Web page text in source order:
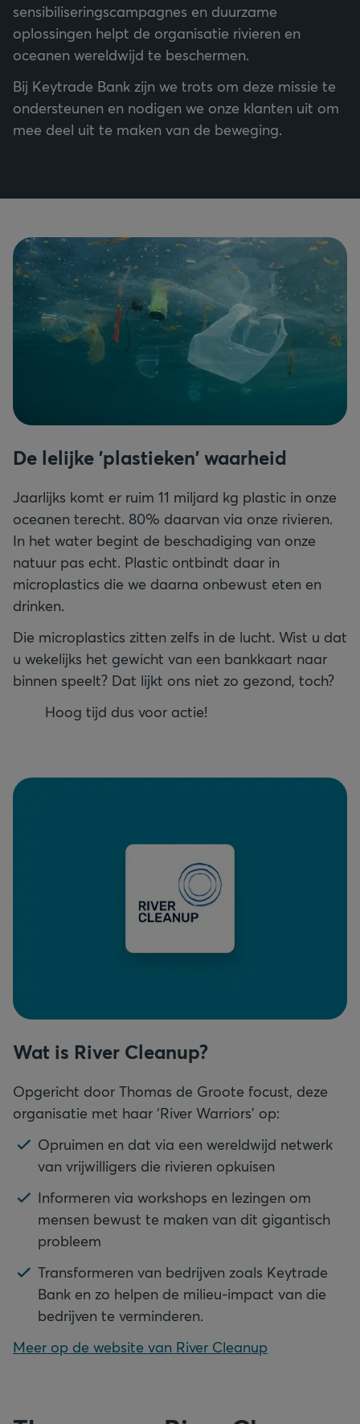
sensibiliseringscampagnes en duurzame
oplossingen helpt de organisatie rivieren en
oceanen wereldwijd te beschermen.
Bij Keytrade Bank zijn we trots om deze missie te
ondersteunen en nodigen we onze klanten uit om
mee deel uit te maken van de beweging.
De lelijke 'plastieken' waarheid
Jaarlijks komt er ruim 11 miljard kg plastic in onze
oceanen terecht. 80% daarvan via onze rivieren.
In het water begint de beschadiging van onze
natuur pas echt. Plastic ontbindt daar in
microplastics die we daarna onbewust eten en
drinken.
Die microplastics zitten zelfs in de lucht. Wist u dat
u wekelijks het gewicht van een bankkaart naar
binnen speelt? Dat lijkt ons niet zo gezond, toch?
Hoog tijd dus voor actie!
Wat is River Cleanup?
Opgericht door Thomas de Groote focust, deze
organisatie met haar ‘River Warriors’ op:
Opruimen en dat via een wereldwijd netwerk
van vrijwilligers die rivieren opkuisen
Informeren via workshops en lezingen om
mensen bewust te maken van dit gigantisch
probleem
Transformeren van bedrijven zoals Keytrade
Bank en zo helpen de milieu-impact van die
bedrijven te verminderen.
Meer op de website van River Cleanup